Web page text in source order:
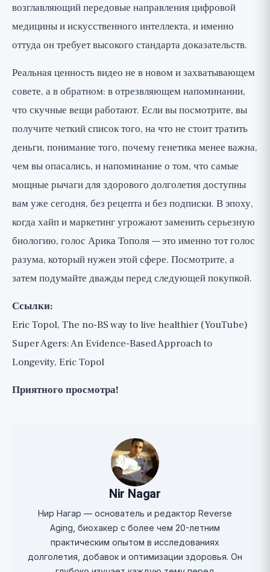
возглавляющий передовые направления цифровой
медицины и искусственного интеллекта, и именно
оттуда он требует высокого стандарта доказательств.
Реальная ценность видео не в новом и захватывающем
совете, а в обратном: в отрезвляющем напоминании,
что скучные вещи работают. Если вы посмотрите, вы
получите четкий список того, на что не стоит тратить
деньги, понимание того, почему генетика менее важна,
чем вы опасались, и напоминание о том, что самые
мощные рычаги для здорового долголетия доступны
вам уже сегодня, без рецепта и без подписки. В эпоху,
когда хайп и маркетинг угрожают заменить серьезную
биологию, голос Арика Тополя — это именно тот голос
разума, который нужен этой сфере. Посмотрите, а
затем подумайте дважды перед следующей покупкой.
Ссылки:
Eric Topol, The no-BS way to live healthier (YouTube)
Super Agers: An Evidence-Based Approach to
Longevity, Eric Topol
Приятного просмотра!
Nir Nagar
Нир Нагар — основатель и редактор Reverse
Aging, биохакер с более чем 20-летним
практическим опытом в исследованиях
долголетия, добавок и оптимизации здоровья. Он